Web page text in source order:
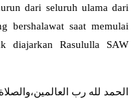
dari seluruh ulama dari
bershalawat saat memulai
diajarkan Rasululla SAW
الحمد لله رب